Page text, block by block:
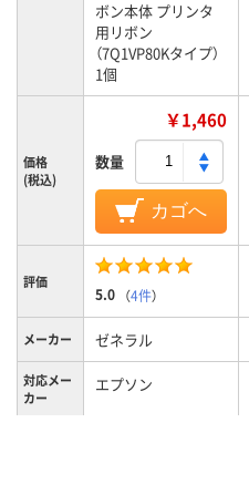
ボン本体 プリンタ
用リボン
（7Q1VP80Kタイプ）
1個
価格
(税込)
￥1,460
数量
カゴへ
評価
5.0 （4件）
メーカー ゼネラル
対応メー
カー
エプソン